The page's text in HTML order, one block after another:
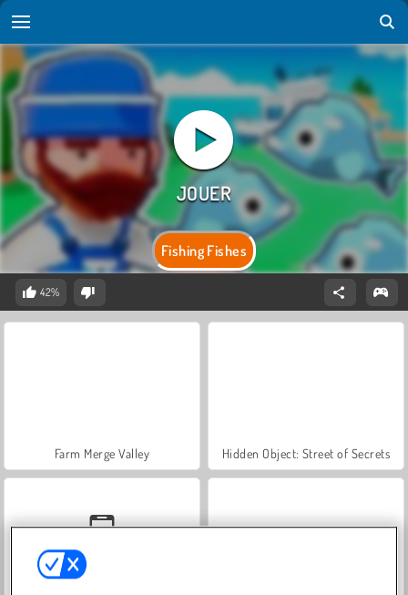
Fishing Fishes
42%
Farm Merge Valley Hidden Object: Street of Secrets